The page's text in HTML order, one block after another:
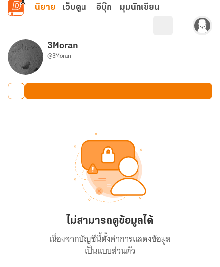
ข้ามไปยังเนื้อหาหลัก
นิยาย เว็บตูน อีบุ๊ก มุมนักเขียน
3Moran
@3Moran
ไม่สามารถดูข้อมูลได้
เนื่องจากบัญชีนี้ตั้งค่าการแสดงข้อมูล
เป็นแบบส่วนตัว